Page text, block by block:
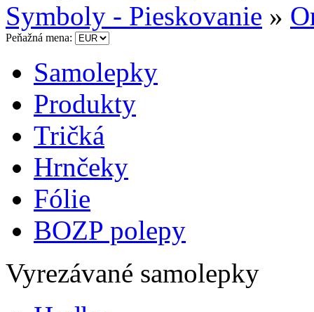
Symboly - Pieskovanie »
Peňažná mena:
Samolepky
Produkty
Tričká
Hrnčeky
Fólie
BOZP polepy
Vyrezávané samolepky